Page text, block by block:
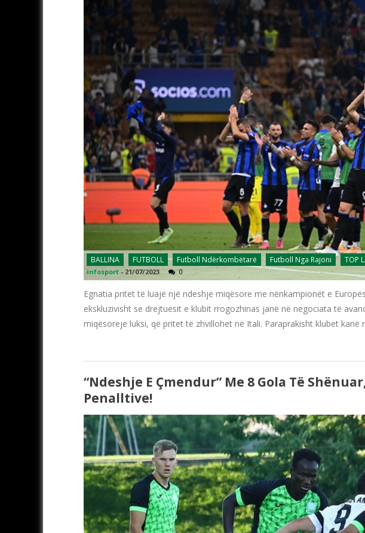
BALLINA FUTBOLL Futboll Ndërkombëtarë Futboll Nga Rajoni TOP
infosport - 21/07/2023 0
Egnatia pritet të luajë një ndeshje miqësore me nënkampionët e
ekskluzivisht se drejtuesit e klubit rrogozhinas janë në negociata të
miqësoreje luksi, që pritet të zhvillohet në Itali. Paraprakisht klubet
“Ndeshje E Çmendur” Me 8 Gola Të
Penalltive!